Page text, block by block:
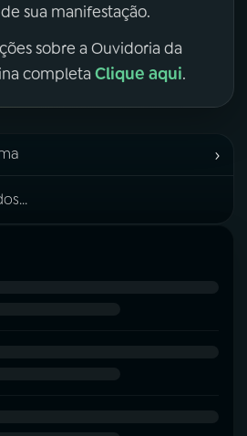
sua manifestação.
sobre a Ouvidoria da
completa Clique aqui.
›